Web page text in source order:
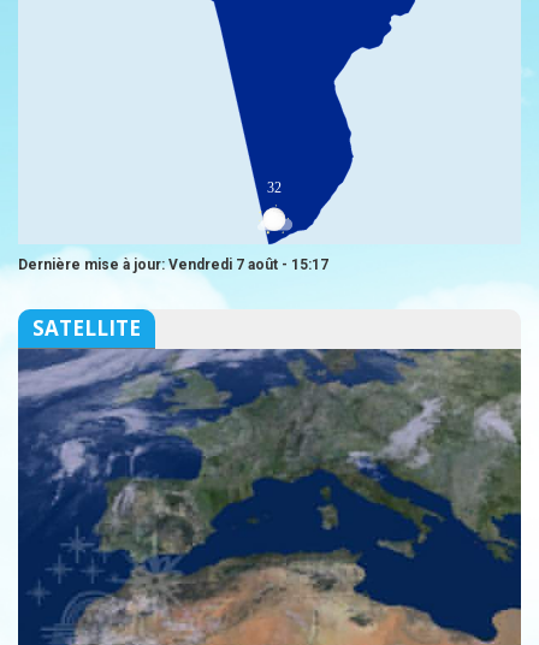
32
Dernière mise à jour: Vendredi 7 août - 15:17
SATELLITE